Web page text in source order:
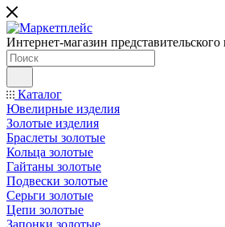
Интернет-магазин представительского
Каталог
Ювелирные изделия
Золотые изделия
Браслеты золотые
Кольца золотые
Гайтаны золотые
Подвески золотые
Серьги золотые
Цепи золотые
Запонки золотые